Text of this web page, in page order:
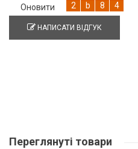
Оновити
НАПИСАТИ ВІДГУК
Переглянуті товари